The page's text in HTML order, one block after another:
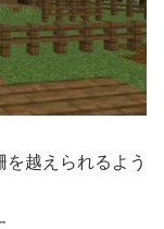
越えられるよう